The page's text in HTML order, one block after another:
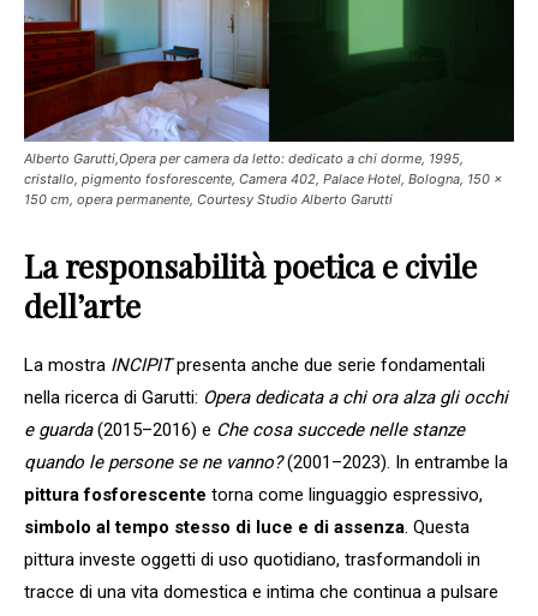
Alberto Garutti,Opera per camera da letto: dedicato a chi dorme, 1995,
cristallo, pigmento fosforescente, Camera 402, Palace Hotel, Bologna, 150 x
150 cm, opera permanente, Courtesy Studio Alberto Garutti
La responsabilità poetica e civile
dell’arte
La mostra INCIPITpresenta anche due serie fondamentali
nella ricerca di Garutti: Opera dedicata a chi ora alza gli occhi
e guarda(2015–2016) e Che cosa succede nelle stanze
quando le persone se ne vanno?(2001–2023). In entrambe la
pittura fosforescente torna come linguaggio espressivo,
simbolo al tempo stesso di luce e di assenza. Questa
pittura investe oggetti di uso quotidiano, trasformandoli in
tracce di una vita domestica e intima che continua a pulsare